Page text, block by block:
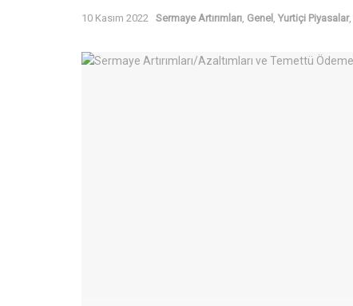
10 Kasım 2022 Sermaye Artırımları Genel Yurtiçi Piyasalar,